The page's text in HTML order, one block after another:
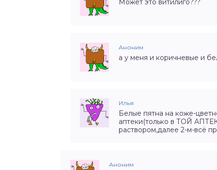
Может это витилиго???
Аноним
а у меня и коричневые и
Илья
Белые пятна на коже-
аптеки(только в ТОЙ
раствором,далее 2-м-всё
Аноним